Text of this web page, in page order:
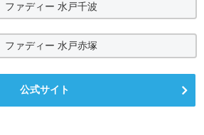
ファディー 水戸千波
ファディー 水戸赤塚
公式サイト